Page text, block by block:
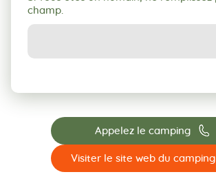
champ.
Appelez le camping 📞
Visiter le site web du camping